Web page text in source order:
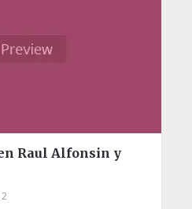
Raul Alfonsin y